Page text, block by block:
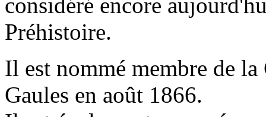
Préhistoire.
Il est nommé membre de
Gaules en août 1866.